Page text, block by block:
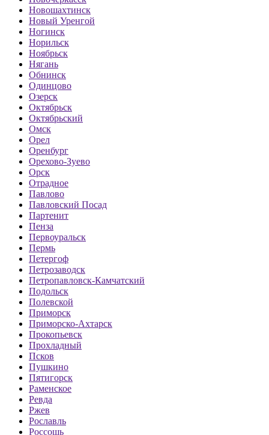
Новошахтинск
Новый Уренгой
Ногинск
Норильск
Ноябрьск
Нягань
Обнинск
Одинцово
Озерск
Октябрьск
Октябрьский
Омск
Орел
Оренбург
Орехово-Зуево
Орск
Отрадное
Павлово
Павловский Посад
Партенит
Пенза
Первоуральск
Пермь
Петергоф
Петрозаводск
Петропавловск-Камчатский
Подольск
Полевской
Приморск
Приморско-Ахтарск
Прокопьевск
Прохладный
Псков
Пушкино
Пятигорск
Раменское
Ревда
Ржев
Рославль
Россошь